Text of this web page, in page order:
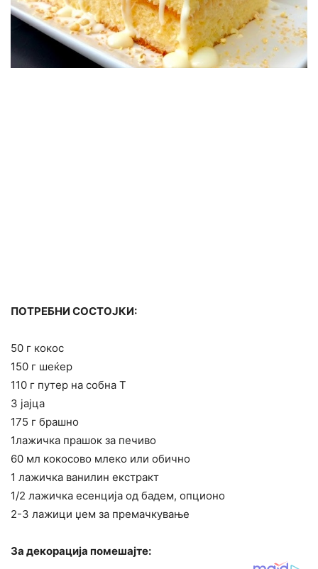
ПОТРЕБНИ СОСТОЈКИ:
50 г кокос
150 г шеќер
110 г путер на собна Т
3 јајца
175 г брашно
1лажичка прашок за печиво
60 мл кокосово млеко или обично
1 лажичка ванилин екстракт
1/2 лажичка есенција од бадем, опционо
2-3 лажици џем за премачкување
За декорација помешајте: